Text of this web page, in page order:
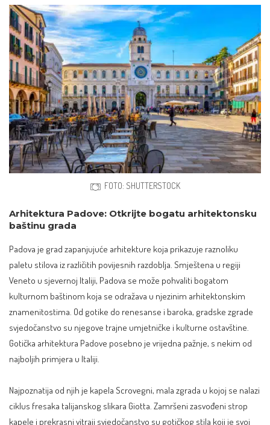
FOTO: SHUTTERSTOCK
Arhitektura Padove: Otkrijte bogatu arhitektonsku
baštinu grada
Padova je grad zapanjujuće arhitekture koja prikazuje raznoliku
paletu stilova iz različitih povijesnih razdoblja. Smještena u regiji
Veneto u sjevernoj Italiji, Padova se može pohvaliti bogatom
kulturnom baštinom koja se odražava u njezinim arhitektonskim
znamenitostima. Od gotike do renesanse i baroka, gradske zgrade
svjedočanstvo su njegove trajne umjetničke i kulturne ostavštine.
Gotička arhitektura Padove posebno je vrijedna pažnje, s nekim od
najboljih primjera u Italiji.
Najpoznatija od njih je kapela Scrovegni, mala zgrada u kojoj se nalazi
ciklus fresaka talijanskog slikara Giotta. Zamršeni zasvođeni strop
kapele i prekrasni vitraji svjedočanstvo su gotičkog stila koji je svoj